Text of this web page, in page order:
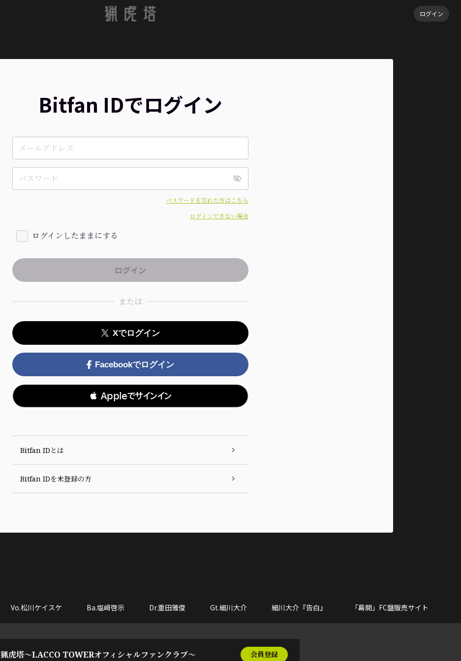
ログイン
Bitfan IDでログイン
パスワードを忘れた方はこちら
ログインできない場合
ログインしたままにする
または
Xでログイン
Facebookでログイン
 Appleでサインイン
Bitfan IDとは
Bitfan IDを未登録の方
Vo.松川ケイスケ Ba.塩﨑啓示 Dr.重田雅俊 Gt.細川大介 細川大介『告白』 「幕開」FC盤販売サイト
猟虎塔～LACCO TOWERオフィシャルファンクラブ～ 会員登録